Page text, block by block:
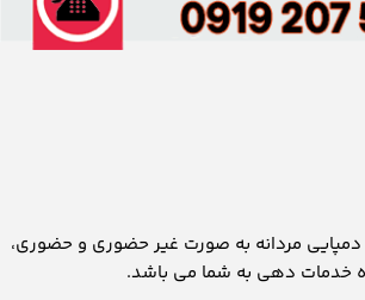
دمپایی مردانه به صورت غیر حضوری و حضوری،
خدمات دهی به شما می ‌باشد.